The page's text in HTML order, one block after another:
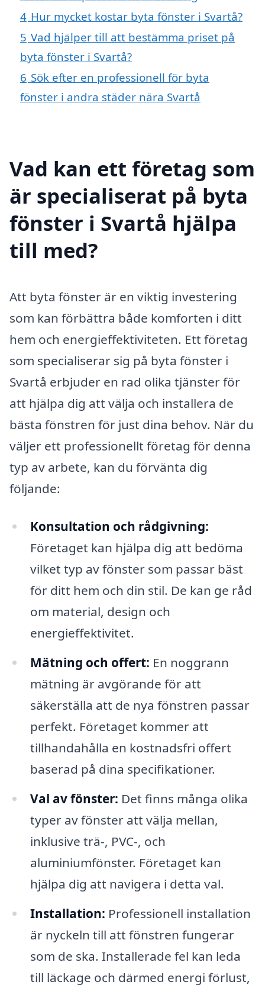
4 Hur mycket kostar byta fönster i Svartå?
5 Vad hjälper till att bestämma priset på
byta fönster i Svartå?
6 Sök efter en professionell för byta
fönster i andra städer nära Svartå
Vad kan ett företag som
är specialiserat på byta
fönster i Svartå hjälpa
till med?
Att byta fönster är en viktig investering
som kan förbättra både komforten i ditt
hem och energieffektiviteten. Ett företag
som specialiserar sig på byta fönster i
Svartå erbjuder en rad olika tjänster för
att hjälpa dig att välja och installera de
bästa fönstren för just dina behov. När du
väljer ett professionellt företag för denna
typ av arbete, kan du förvänta dig
följande:
Konsultation och rådgivning:
Företaget kan hjälpa dig att bedöma
vilket typ av fönster som passar bäst
för ditt hem och din stil. De kan ge råd
om material, design och
energieffektivitet.
Mätning och offert: En noggrann
mätning är avgörande för att
säkerställa att de nya fönstren passar
perfekt. Företaget kommer att
tillhandahålla en kostnadsfri offert
baserad på dina specifikationer.
Val av fönster: Det finns många olika
typer av fönster att välja mellan,
inklusive trä-, PVC-, och
aluminiumfönster. Företaget kan
hjälpa dig att navigera i detta val.
Installation: Professionell installation
är nyckeln till att fönstren fungerar
som de ska. Installerade fel kan leda
till läckage och därmed energi förlust,